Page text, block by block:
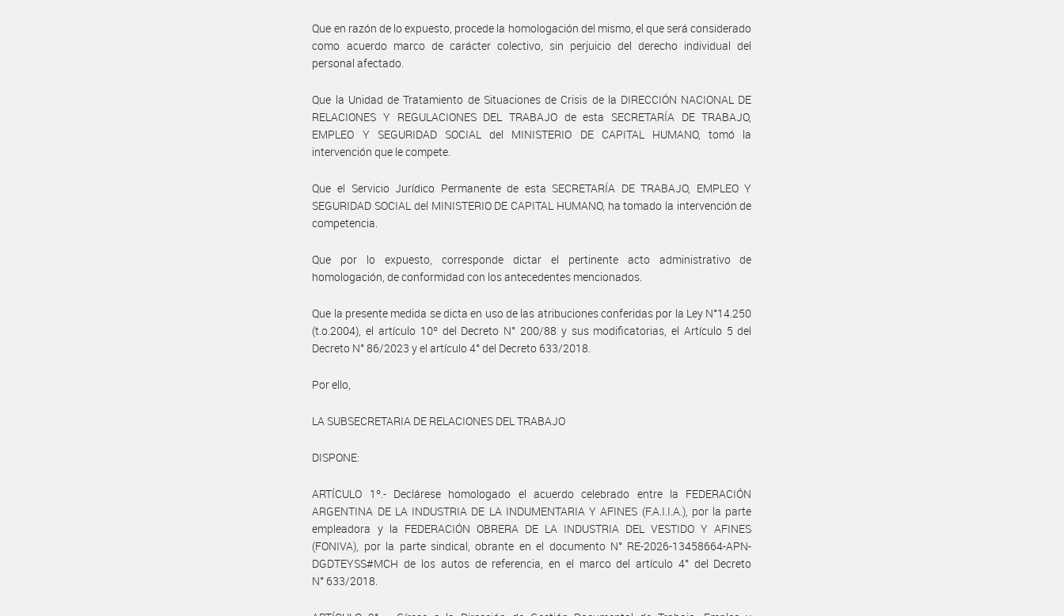
Que en razón de lo expuesto, procede la homologación del mismo, el que será considerado
como acuerdo marco de carácter colectivo, sin perjuicio del derecho individual del
personal afectado.
Que la Unidad de Tratamiento de Situaciones de Crisis de la DIRECCIÓN NACIONAL DE
RELACIONES Y REGULACIONES DEL TRABAJO de esta SECRETARÍA DE TRABAJO,
EMPLEO Y SEGURIDAD SOCIAL del MINISTERIO DE CAPITAL HUMANO, tomó la
intervención que le compete.
Que el Servicio Jurídico Permanente de esta SECRETARÍA DE TRABAJO, EMPLEO Y
SEGURIDAD SOCIAL del MINISTERIO DE CAPITAL HUMANO, ha tomado la intervención de
competencia.
Que por lo expuesto, corresponde dictar el pertinente acto administrativo de
homologación, de conformidad con los antecedentes mencionados.
Que la presente medida se dicta en uso de las atribuciones conferidas por la Ley N°14.250
(t.o.2004), el artículo 10º del Decreto N° 200/88 y sus modificatorias, el Artículo 5 del
Decreto N° 86/2023 y el artículo 4° del Decreto 633/2018.
Por ello,
LA SUBSECRETARIA DE RELACIONES DEL TRABAJO
DISPONE:
ARTÍCULO 1º.- Declárese homologado el acuerdo celebrado entre la FEDERACIÓN
ARGENTINA DE LA INDUSTRIA DE LA INDUMENTARIA Y AFINES (F.A.I.I.A.), por la parte
empleadora y la FEDERACIÓN OBRERA DE LA INDUSTRIA DEL VESTIDO Y AFINES
(FONIVA), por la parte sindical, obrante en el documento N° RE-2026-13458664-APN-
DGDTEYSS#MCH de los autos de referencia, en el marco del artículo 4° del Decreto
N° 633/2018.